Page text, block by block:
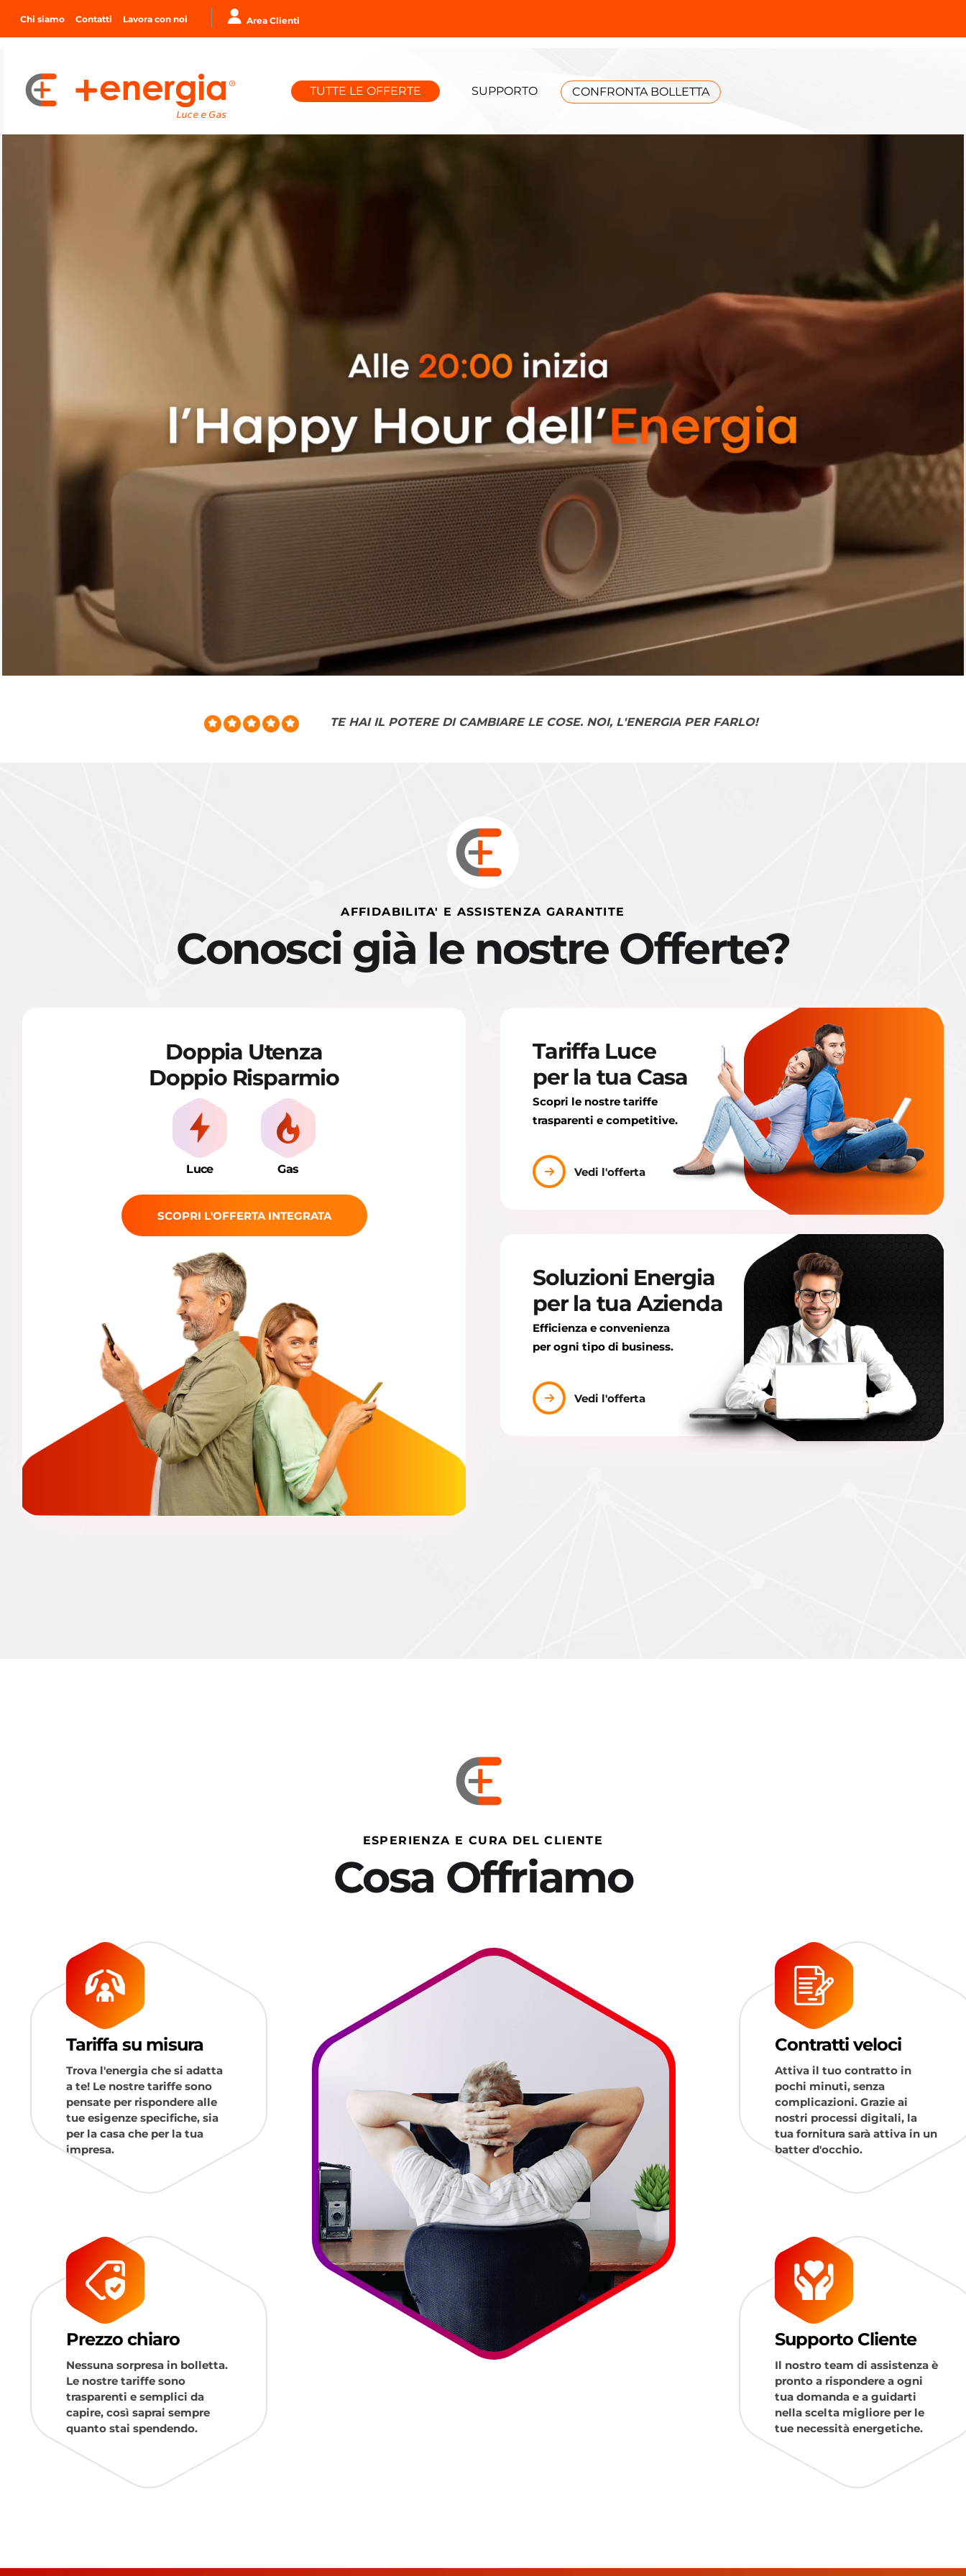
Chi siamo Contatti Lavora con noi Area Clienti
TUTTE LE OFFERTE SUPPORTO CONFRONTA BOLLETTA
TE HAI IL POTERE DI CAMBIARE LE COSE. NOI, L'ENERGIA PER FARLO!
AFFIDABILITA' E ASSISTENZA GARANTITE
Conosci già le nostre Offerte?
Doppia Utenza
Doppio Risparmio
Luce Gas
SCOPRI L'OFFERTA INTEGRATA
Tariffa Luce
per la tua Casa
Scopri le nostre tariffe
trasparenti e competitive.
Vedi l'offerta
Soluzioni Energia
per la tua Azienda
Efficienza e convenienza
per ogni tipo di business.
Vedi l'offerta
ESPERIENZA E CURA DEL CLIENTE
Cosa Offriamo
Tariffa su misura
Trova l'energia che si adatta
a te! Le nostre tariffe sono
pensate per rispondere alle
tue esigenze specifiche, sia
per la casa che per la tua
impresa.
Prezzo chiaro
Nessuna sorpresa in bolletta.
Le nostre tariffe sono
trasparenti e semplici da
capire, così saprai sempre
quanto stai spendendo.
Contratti veloci
Attiva il tuo contratto in
pochi minuti, senza
complicazioni. Grazie ai
nostri processi digitali, la
tua fornitura sarà attiva in un
batter d'occhio.
Supporto Cliente
Il nostro team di assistenza è
pronto a rispondere a ogni
tua domanda e a guidarti
nella scelta migliore per le
tue necessità energetiche.